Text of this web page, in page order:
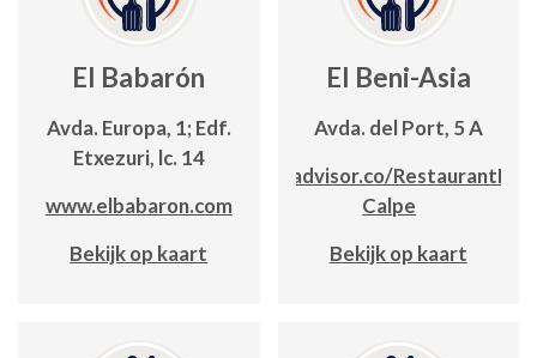
El Babarón
Avda. Europa, 1; Edf.
Etxezuri, lc. 14
www.elbabaron.com
Bekijk op kaart
El Beni-Asia
Avda. del Port, 5 A
www.tripadvisor.co/
Calpe
Bekijk op kaart